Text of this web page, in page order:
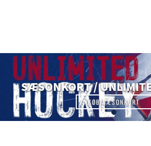
SÆSONKORT /
KØB SÆSONKORT